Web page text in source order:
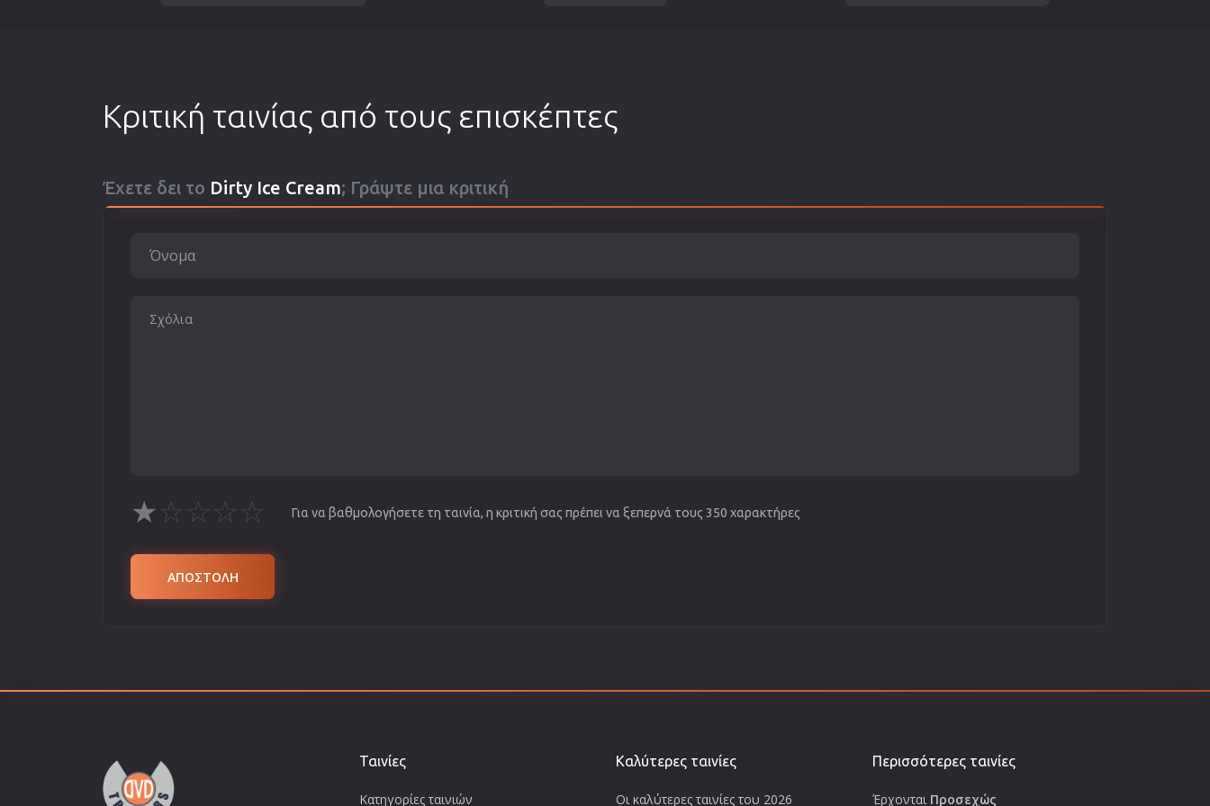
Κριτική ταινίας από τους επισκέπτες
Έχετε δει το Dirty Ice Cream; Γράψτε μια κριτική
★☆☆☆☆ Για να βαθμολογήσετε τη ταινία, η κριτική σας πρέπει να ξεπερνά τους 350 χαρακτήρες
ΑΠΟΣΤΟΛΗ
Ταινίες
Κατηγορίες ταινιών
Καλύτερες ταινίες
Οι καλύτερες ταινίες του 2026
Περισσότερες ταινίες
Έρχονται Προσεχώς